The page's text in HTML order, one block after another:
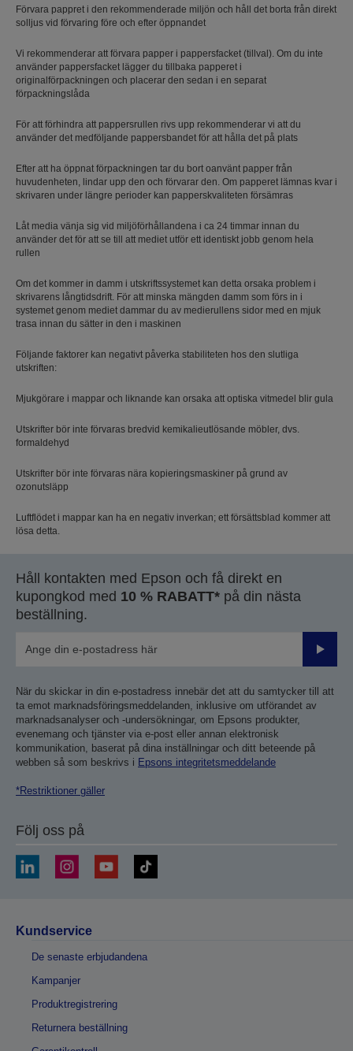
Förvara pappret i den rekommenderade miljön och håll det borta från direkt
solljus vid förvaring före och efter öppnandet
Vi rekommenderar att förvara papper i pappersfacket (tillval). Om du inte
använder pappersfacket lägger du tillbaka papperet i
originalförpackningen och placerar den sedan i en separat
förpackningslåda
För att förhindra att pappersrullen rivs upp rekommenderar vi att du
använder det medföljande pappersbandet för att hålla det på plats
Efter att ha öppnat förpackningen tar du bort oanvänt papper från
huvudenheten, lindar upp den och förvarar den. Om papperet lämnas kvar i
skrivaren under längre perioder kan papperskvaliteten försämras
Låt media vänja sig vid miljöförhållandena i ca 24 timmar innan du
använder det för att se till att mediet utför ett identiskt jobb genom hela
rullen
Om det kommer in damm i utskriftssystemet kan detta orsaka problem i
skrivarens långtidsdrift. För att minska mängden damm som förs in i
systemet genom mediet dammar du av medierullens sidor med en mjuk
trasa innan du sätter in den i maskinen
Följande faktorer kan negativt påverka stabiliteten hos den slutliga
utskriften:
Mjukgörare i mappar och liknande kan orsaka att optiska vitmedel blir gula
Utskrifter bör inte förvaras bredvid kemikalieutlösande möbler, dvs.
formaldehyd
Utskrifter bör inte förvaras nära kopieringsmaskiner på grund av
ozonutsläpp
Luftflödet i mappar kan ha en negativ inverkan; ett försättsblad kommer att
lösa detta.
Håll kontakten med Epson och få direkt en
kupongkod med 10 % RABATT* på din nästa
beställning.
Skicka
När du skickar in din e-postadress innebär det att du samtycker till att
ta emot marknadsföringsmeddelanden, inklusive om utförandet av
marknadsanalyser och -undersökningar, om Epsons produkter,
evenemang och tjänster via e-post eller annan elektronisk
kommunikation, baserat på dina inställningar och ditt beteende på
webben så som beskrivs i Epsons integritetsmeddelande
*Restriktioner gäller
Följ oss på
Kundservice
De senaste erbjudandena
Kampanjer
Produktregistrering
Returnera beställning